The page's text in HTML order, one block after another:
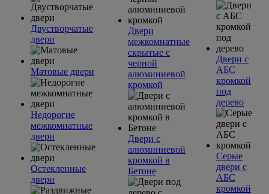
Двустворчатые
двери
Матовые двери
Недорогие
межкомнатные
двери
Остекленные
двери
Двери
межкомнатные
скрытые с
черной
алюминиевой
кромкой
Двери с
алюминиевой
кромкой в
Бетоне
Двери с
АБС
кромкой
под
дерево
Серые
двери с
АБС
кромкой